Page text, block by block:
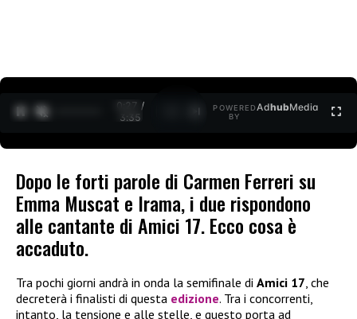
0:27 /
3:35
POWERED
BY
AdhubMedia
Dopo le forti parole di Carmen Ferreri su
Emma Muscat e Irama, i due rispondono
alle cantante di Amici 17. Ecco cosa è
accaduto.
Tra pochi giorni andrà in onda la semifinale di Amici 17, che
decreterà i finalisti di questa edizione. Tra i concorrenti,
intanto, la tensione e alle stelle, e questo porta ad